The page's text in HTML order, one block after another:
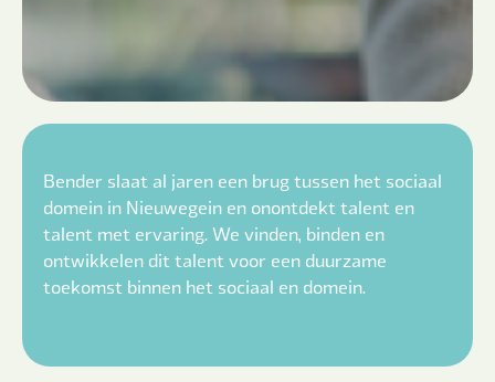
Bender slaat al jaren een brug tussen het sociaal
domein in Nieuwegein en onontdekt talent en
talent met ervaring. We vinden, binden en
ontwikkelen dit talent voor een duurzame
toekomst binnen het sociaal en domein.